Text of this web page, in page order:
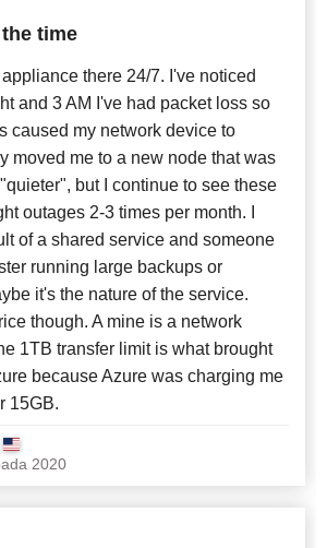
time
appliance there 24/7. I've noticed
and 3 AM I've had packet loss so
caused my network device to
moved me to a new node that was
but I continue to see these
outages 2-3 times per month. I
of a shared service and someone
running large backups or
it's the nature of the service.
though. A mine is a network
1TB transfer limit is what brought
because Azure was charging me
15GB.
2020